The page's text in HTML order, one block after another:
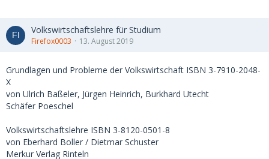
Volkswirtschaftslehre für Studium
Firefox0003 13. August 2019
Grundlagen und Probleme der Volkswirtschaft ISBN 3-7910-2048-
X
von Ulrich Baßeler, Jürgen Heinrich, Burkhard Utecht
Schäfer Poeschel
Volkswirtschaftslehre ISBN 3-8120-0501-8
von Eberhard Boller / Dietmar Schuster
Merkur Verlag Rinteln